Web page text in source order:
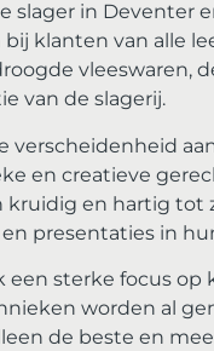
slager in Deventer
klanten van alle
vleeswaren,
van de slagerij.
verscheidenheid
en creatieve
kruidig ​​en hartig tot
presentaties in
een sterke focus op
worden al
de beste en